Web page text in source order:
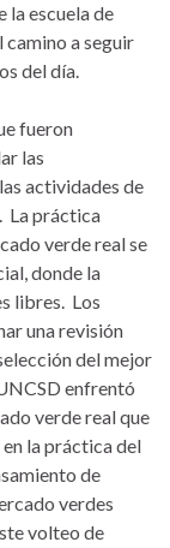
la escuela de
camino a seguir
del día.
fueron
las
actividades de
La práctica
verde real se
donde la
libres. Los
una revisión
del mejor
enfrentó
verde real que
la práctica del
de
verdes
volteo de